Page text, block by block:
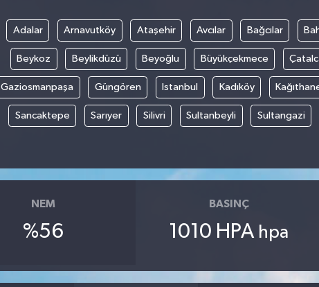
Adalar Arnavutköy Ataşehir Avcılar Bağcılar
Beykoz Beylikdüzü Beyoğlu Büyükçekmece
Gaziosmanpaşa Güngören Istanbul Kadıköy
Sancaktepe Sarıyer Silivri Sultanbeyli Sultangazi
NEM
%56
BASINÇ
1010 HPA hpa